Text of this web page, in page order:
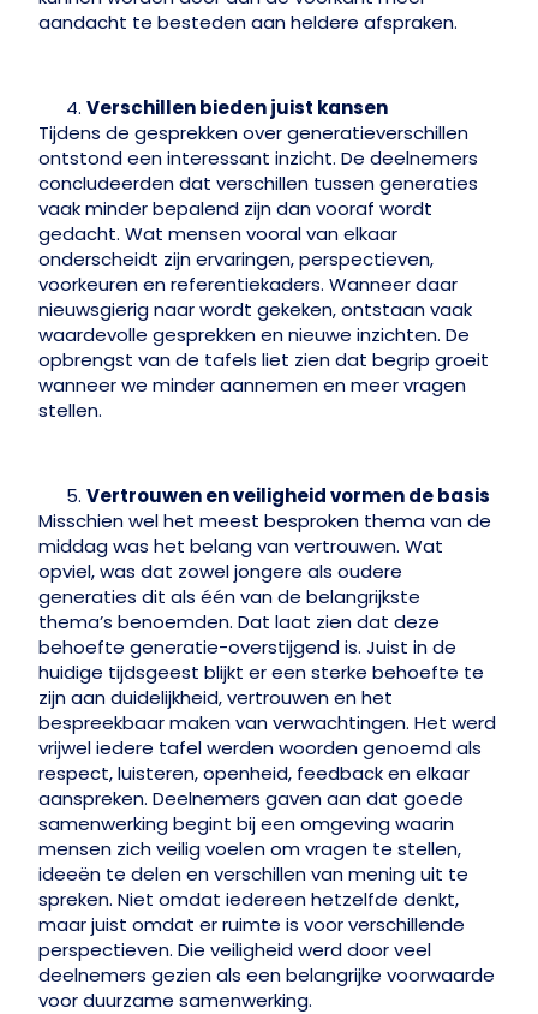
aandacht te besteden aan heldere afspraken.
Verschillen bieden juist kansen
Tijdens de gesprekken over generatieverschillen
ontstond een interessant inzicht. De deelnemers
concludeerden dat verschillen tussen generaties
vaak minder bepalend zijn dan vooraf wordt
gedacht. Wat mensen vooral van elkaar
onderscheidt zijn ervaringen, perspectieven,
voorkeuren en referentiekaders. Wanneer daar
nieuwsgierig naar wordt gekeken, ontstaan vaak
waardevolle gesprekken en nieuwe inzichten. De
opbrengst van de tafels liet zien dat begrip groeit
wanneer we minder aannemen en meer vragen
stellen.
Vertrouwen en veiligheid vormen de basis
Misschien wel het meest besproken thema van de
middag was het belang van vertrouwen. Wat
opviel, was dat zowel jongere als oudere
generaties dit als één van de belangrijkste
thema’s benoemden. Dat laat zien dat deze
behoefte generatie-overstijgend is. Juist in de
huidige tijdsgeest blijkt er een sterke behoefte te
zijn aan duidelijkheid, vertrouwen en het
bespreekbaar maken van verwachtingen. Het werd
vrijwel iedere tafel werden woorden genoemd als
respect, luisteren, openheid, feedback en elkaar
aanspreken. Deelnemers gaven aan dat goede
samenwerking begint bij een omgeving waarin
mensen zich veilig voelen om vragen te stellen,
ideeën te delen en verschillen van mening uit te
spreken. Niet omdat iedereen hetzelfde denkt,
maar juist omdat er ruimte is voor verschillende
perspectieven. Die veiligheid werd door veel
deelnemers gezien als een belangrijke voorwaarde
voor duurzame samenwerking.